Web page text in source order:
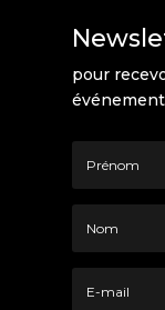
pour